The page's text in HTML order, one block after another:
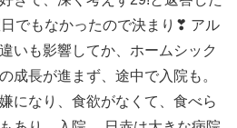
でもなかったので決まり❣ アル
いも影響してか、ホームシック
成長が進まず、途中で入院も。
になり、食欲がなくて、食べら